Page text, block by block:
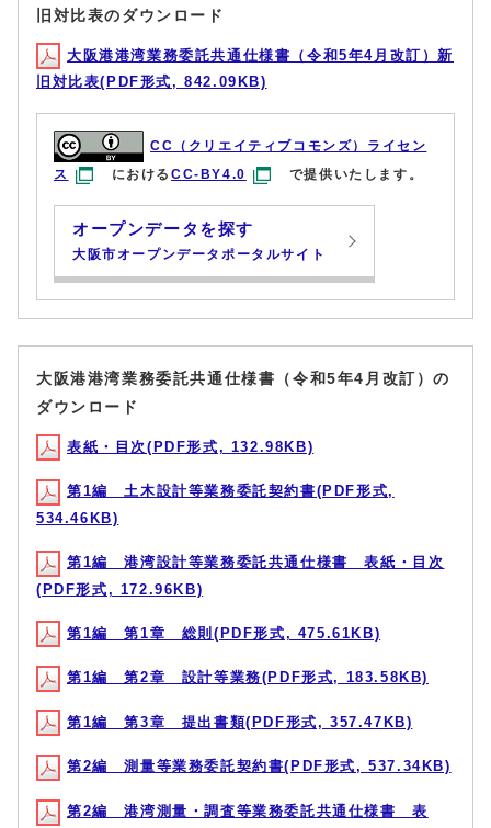
旧対比表のダウンロード
大阪港港湾業務委託共通仕様書（令和5年4月改訂）新
旧対比表(PDF形式, 842.09KB)
CC（クリエイティブコモンズ）ライセン
ス
におけるCC-BY4.0 で提供いたします。
オープンデータを探す
大阪市オープンデータポータルサイト
大阪港港湾業務委託共通仕様書（令和5年4月改訂）の
ダウンロード
表紙・目次(PDF形式, 132.98KB)
第1編 土木設計等業務委託契約書(PDF形式,
534.46KB)
第1編 港湾設計等業務委託共通仕様書 表紙・目次
(PDF形式, 172.96KB)
第1編 第1章 総則(PDF形式, 475.61KB)
第1編 第2章 設計等業務(PDF形式, 183.58KB)
第1編 第3章 提出書類(PDF形式, 357.47KB)
第2編 測量等業務委託契約書(PDF形式, 537.34KB)
第2編 港湾測量・調査等業務委託共通仕様書 表